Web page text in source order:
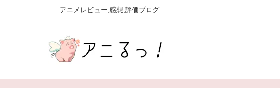
アニメレビュー,感想,評価ブログ